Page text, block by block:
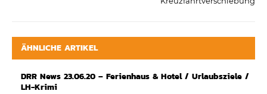
ÄHNLICHE ARTIKEL
DRR News 23.06.20 – Ferienhaus & Hotel / Urlaubsziele /
LH-Krimi